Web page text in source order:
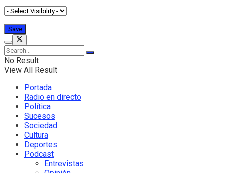
No Result
View All Result
Portada
Radio en directo
Política
Sucesos
Sociedad
Cultura
Deportes
Podcast
Entrevistas